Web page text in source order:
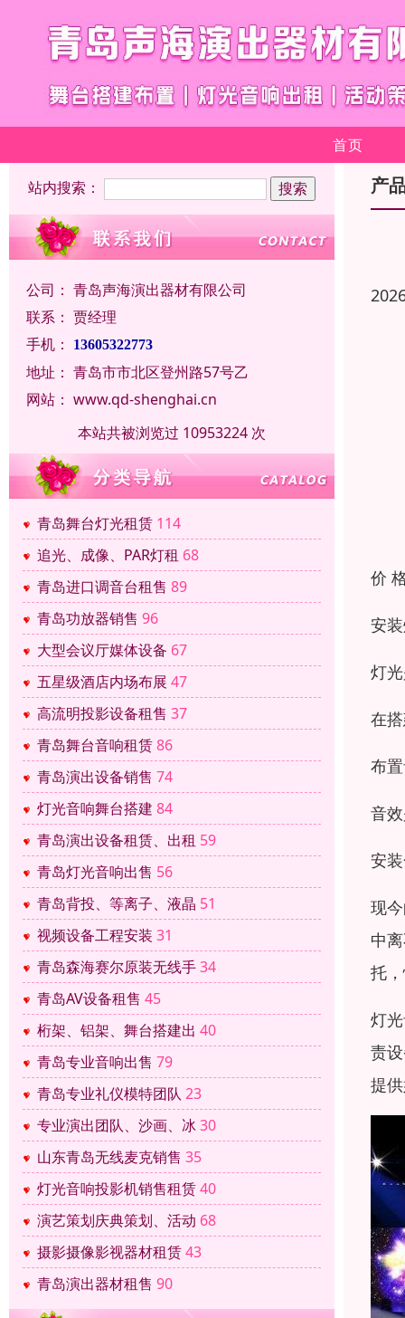
首页
站内搜索：
公司： 青岛声海演出器材有限公司
联系： 贾经理
手机：
13605322773
地址： 青岛市市北区登州路57号乙
网站： www.qd-shenghai.cn
本站共被浏览过 10953224 次
青岛舞台灯光租赁 114
追光、成像、PAR灯租 68
青岛进口调音台租售 89
青岛功放器销售 96
大型会议厅媒体设备 67
五星级酒店内场布展 47
高流明投影设备租售 37
青岛舞台音响租赁86
青岛演出设备销售 74
灯光音响舞台搭建 84
青岛演出设备租赁、出租 59
青岛灯光音响出售 56
青岛背投、等离子、液晶 51
视频设备工程安装 31
青岛森海赛尔原装无线手34
青岛AV设备租售 45
桁架、铝架、舞台搭建出 40
青岛专业音响出售 79
青岛专业礼仪模特团队 23
专业演出团队、沙画、冰30
山东青岛无线麦克销售 35
灯光音响投影机销售租赁40
演艺策划庆典策划、活动 68
摄影摄像影视器材租赁43
青岛演出器材租售 90
产
价
安
灯
在
布
音
安
现
中
托
灯
责
提